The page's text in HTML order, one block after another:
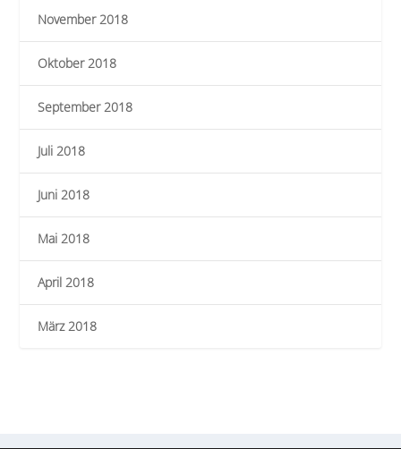
November 2018
Oktober 2018
September 2018
Juli 2018
Juni 2018
Mai 2018
April 2018
März 2018